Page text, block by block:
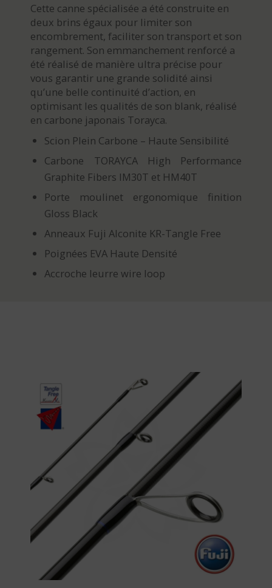
Cette canne spécialisée a été construite en
deux brins égaux pour limiter son
encombrement, faciliter son transport et son
rangement. Son emmanchement renforcé a
été réalisé de manière ultra précise pour
vous garantir une grande solidité ainsi
qu’une belle continuité d’action, en
optimisant les qualités de son blank, réalisé
en carbone japonais Torayca.
Scion Plein Carbone – Haute Sensibilité
Carbone TORAYCA High Performance
Graphite Fibers IM30T et HM40T
Porte moulinet ergonomique finition
Gloss Black
Anneaux Fuji Alconite KR-Tangle Free
Poignées EVA Haute Densité
Accroche leurre wire loop